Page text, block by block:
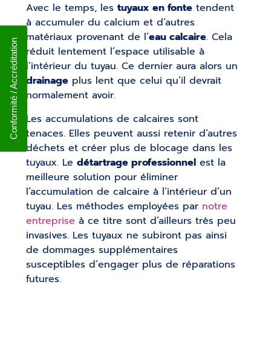
Avec le temps, lestuyaux en fonte tendent
à accumuler du calcium et d’autres
matériaux provenant de l’eau calcaire. Cela
réduit lentement l’espace utilisable à
l’intérieur du tuyau. Ce dernier aura alors un
drainage plus lent que celui qu’il devrait
normalement avoir.
Les accumulations de calcaires sont
tenaces. Elles peuvent aussi retenir d’autres
déchets et créer plus de blocage dans les
tuyaux. Ledétartrage professionnel est la
meilleure solution pour éliminer
l’accumulation de calcaire à l’intérieur d’un
tuyau. Les méthodes employées par notre
entreprise à ce titre sont d’ailleurs très peu
invasives. Les tuyaux ne subiront pas ainsi
de dommages supplémentaires
susceptibles d’engager plus de réparations
futures.
Conformité / Accréditation